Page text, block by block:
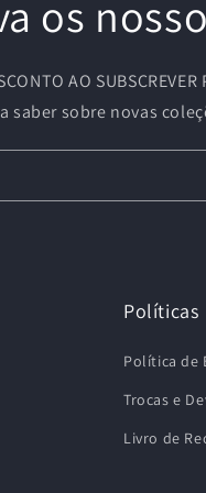
os
AO SUBSCREVER
saber sobre novas
Políticas
Política de
Trocas e
Livro de